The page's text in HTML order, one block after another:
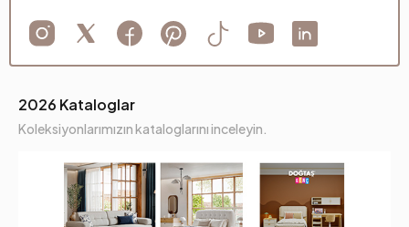
2026 Kataloglar
Koleksiyonlarımızın kataloglarını inceleyin.